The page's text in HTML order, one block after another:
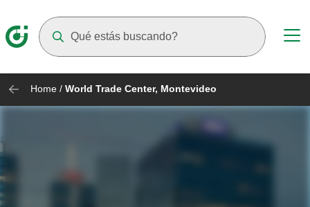
Home / World Trade Center, Montevideo